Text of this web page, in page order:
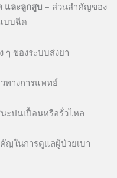
และลูกสูบ – ส่วนสำคัญของ
บบฉีด
ๆ ของระบบส่งยา
ทางการแพทย์
ะปนเปื้อนหรือรั่วไหล
ญในการดูแลผู้ป่วยเบา